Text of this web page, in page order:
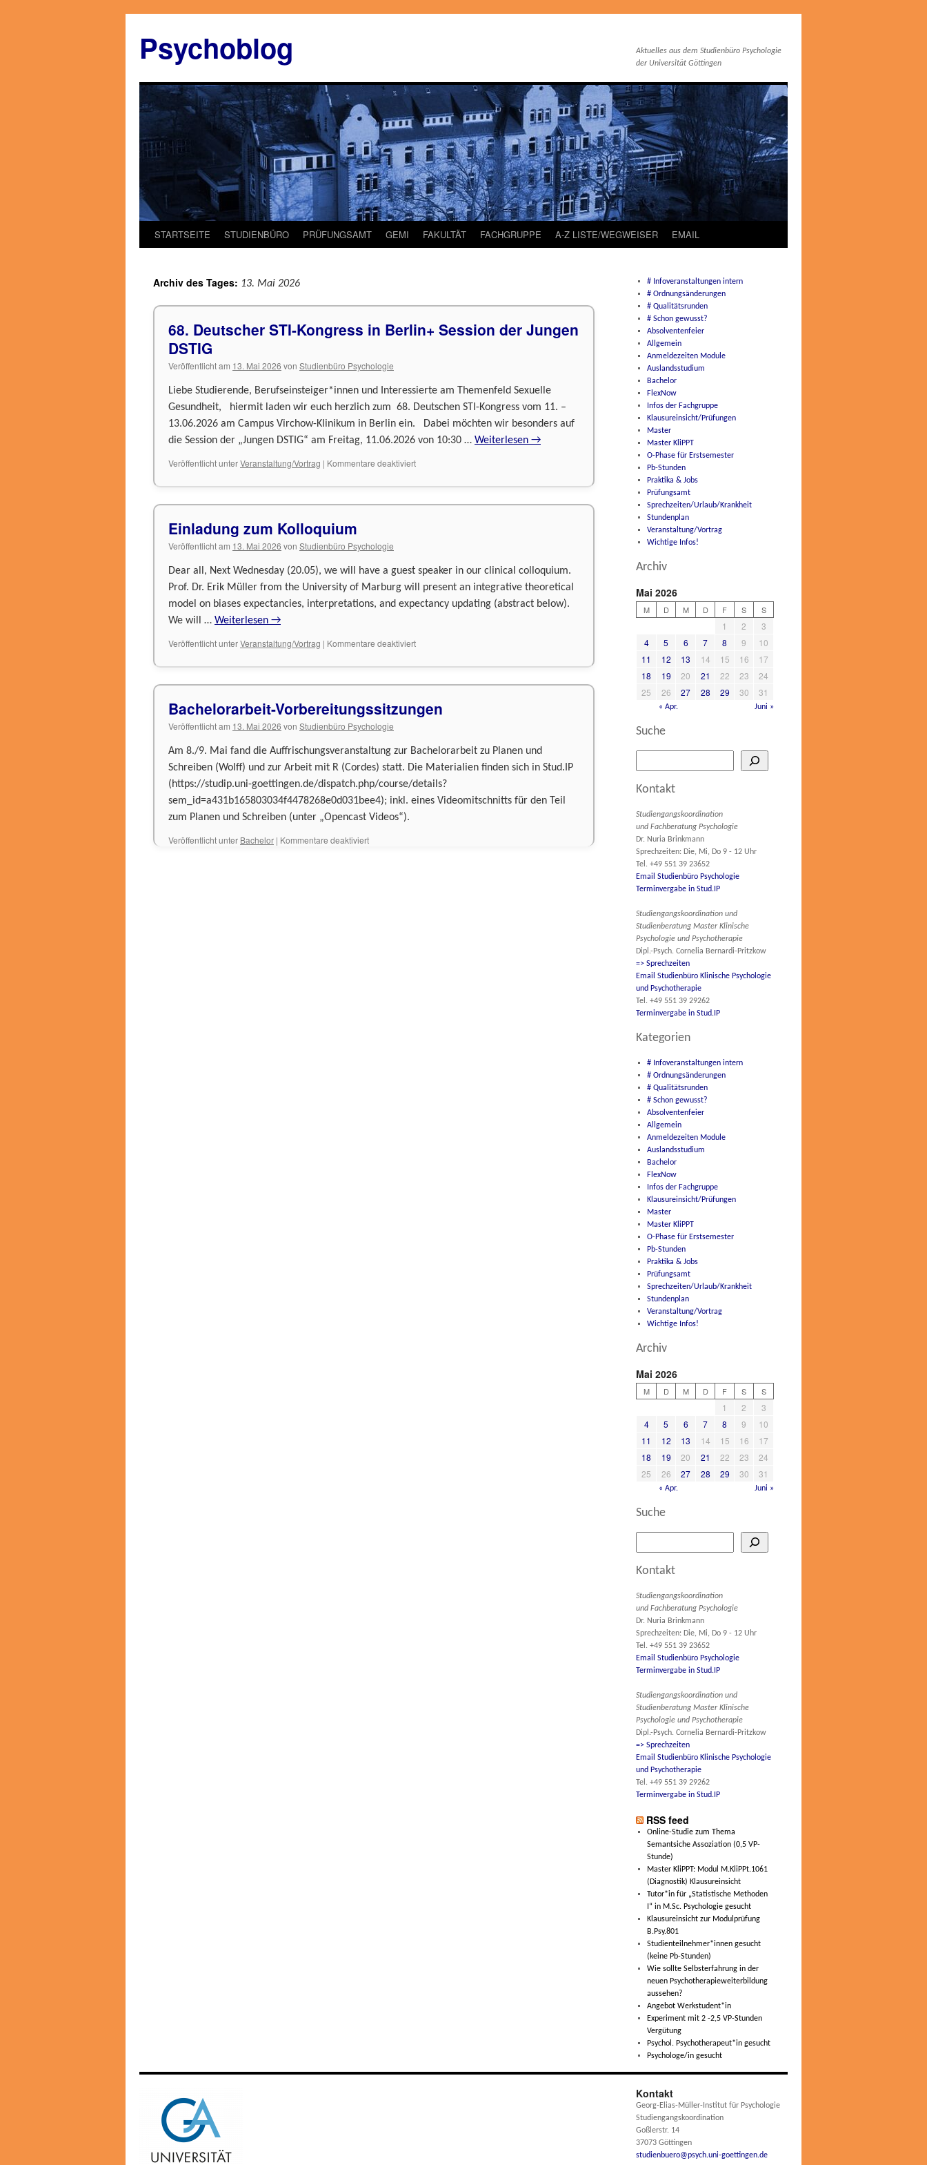
springen
Psychoblog
Aktuelles aus dem Studienbüro Psychologie
der Universität Göttingen
STARTSEITE STUDIENBÜRO PRÜFUNGSAMT GEMI FAKULTÄT FACHGRUPPE A-Z LISTE/WEGWEISER EMAIL
Archiv des Tages: 13. Mai 2026
68. Deutscher STI-Kongress in Berlin+ Session der Jungen
DSTIG
Veröffentlicht am 13. Mai 2026 von Studienbüro Psychologie
Liebe Studierende, Berufseinsteiger*innen und Interessierte am Themenfeld Sexuelle
Gesundheit, hiermit laden wir euch herzlich zum 68. Deutschen STI-Kongress vom 11. –
13.06.2026 am Campus Virchow-Klinikum in Berlin ein. Dabei möchten wir besonders auf
die Session der „Jungen DSTIG“ am Freitag, 11.06.2026 von 10:30 … Weiterlesen →
Veröffentlicht unterVeranstaltung/Vortrag | Kommentare deaktiviertfür
Deutscher
Jungen
DSTIG
Einladung zum Kolloquium
Veröffentlicht am 13. Mai 2026 von Studienbüro Psychologie
Dear all, Next Wednesday (20.05), we will have a guest speaker in our clinical colloquium.
Prof. Dr. Erik Müller from the University of Marburg will present an integrative theoretical
model on biases expectancies, interpretations, and expectancy updating (abstract below).
We will … Weiterlesen →
Veröffentlicht unterVeranstaltung/Vortrag | Kommentare deaktiviertfür
zum
Bachelorarbeit-Vorbereitungssitzungen
Veröffentlicht am 13. Mai 2026 von Studienbüro Psychologie
Am 8./9. Mai fand die Auffrischungsveranstaltung zur Bachelorarbeit zu Planen und
Schreiben (Wolff) und zur Arbeit mit R (Cordes) statt. Die Materialien finden sich in Stud.IP
(https://studip.uni-goettingen.de/dispatch.php/course/details?
sem_id=a431b165803034f4478268e0d031bee4); inkl. eines Videomitschnitts für den Teil
zum Planen und Schreiben (unter „Opencast Videos“).
Veröffentlicht unter Bachelor | Kommentare deaktiviertfür
# Infoveranstaltungen intern
# Ordnungsänderungen
# Qualitätsrunden
# Schon gewusst?
Absolventenfeier
Allgemein
Anmeldezeiten Module
Auslandsstudium
Bachelor
FlexNow
Infos der Fachgruppe
Klausureinsicht/Prüfungen
Master
Master KliPPT
O-Phase für Erstsemester
Pb-Stunden
Praktika & Jobs
Prüfungsamt
Sprechzeiten/Urlaub/Krankheit
Stundenplan
Veranstaltung/Vortrag
Wichtige Infos!
Archiv
Mai 2026
M D M D F S S
1 2
3
4
5 6 7 8 9
10
11
12 13 14 15 16
17
18
19 20 21 22 23
24
25
26 27 28 29 30 31
« Apr. Juni »
Suche
Kontakt
Studiengangskoordination
und Fachberatung Psychologie
Dr. Nuria Brinkmann
Sprechzeiten: Die, Mi, Do 9 - 12 Uhr
Tel. +49 551 39 23652
Email Studienbüro Psychologie
Terminvergabe in Stud.IP
Studiengangskoordination und
Studienberatung Master Klinische
Psychologie und Psychotherapie
Dipl.-Psych. Cornelia Bernardi-Pritzkow
=> Sprechzeiten
Email Studienbüro Klinische Psychologie
und Psychotherapie
Tel. +49 551 39 29262
Terminvergabe in Stud.IP
Kategorien
# Infoveranstaltungen intern
# Ordnungsänderungen
# Qualitätsrunden
# Schon gewusst?
Absolventenfeier
Allgemein
Anmeldezeiten Module
Auslandsstudium
Bachelor
FlexNow
Infos der Fachgruppe
Klausureinsicht/Prüfungen
Master
Master KliPPT
O-Phase für Erstsemester
Pb-Stunden
Praktika & Jobs
Prüfungsamt
Sprechzeiten/Urlaub/Krankheit
Stundenplan
Veranstaltung/Vortrag
Wichtige Infos!
Archiv
Mai 2026
M D M D F S S
1 2
3
4
5 6 7 8 9
10
11
12 13 14 15 16
17
18
19 20 21 22 23
24
25
26 27 28 29 30 31
« Apr. Juni »
Suche
Kontakt
Studiengangskoordination
und Fachberatung Psychologie
Dr. Nuria Brinkmann
Sprechzeiten: Die, Mi, Do 9 - 12 Uhr
Tel. +49 551 39 23652
Email Studienbüro Psychologie
Terminvergabe in Stud.IP
Studiengangskoordination und
Studienberatung Master Klinische
Psychologie und Psychotherapie
Dipl.-Psych. Cornelia Bernardi-Pritzkow
=> Sprechzeiten
Email Studienbüro Klinische Psychologie
und Psychotherapie
Tel. +49 551 39 29262
Terminvergabe in Stud.IP
RSS feed
Online-Studie zum Thema
Semantsiche Assoziation (0,5 VP-
Stunde)
Master KliPPT: Modul M.KliPPt.1061
(Diagnostik) Klausureinsicht
Tutor*in für „Statistische Methoden
I“ in M.Sc. Psychologie gesucht
Klausureinsicht zur Modulprüfung
B.Psy.801
Studienteilnehmer*innen gesucht
(keine Pb-Stunden)
Wie sollte Selbsterfahrung in der
neuen Psychotherapieweiterbildung
aussehen?
Angebot Werkstudent*in
Experiment mit 2 -2,5 VP-Stunden
Vergütung
Psychol. Psychotherapeut*in gesucht
Psychologe/in gesucht
Kontakt
Georg-Elias-Müller-Institut für Psychologie
Studiengangskoordination
Goßlerstr. 14
37073 Göttingen
studienbuero@psych.uni-goettingen.de